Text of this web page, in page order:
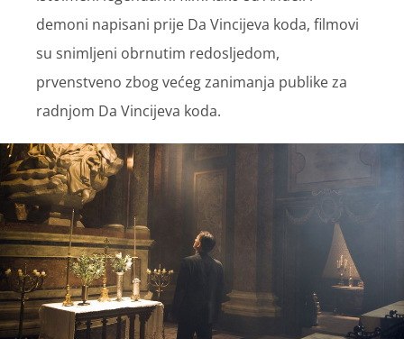
demoni napisani prije Da Vincijeva koda, filmovi
su snimljeni obrnutim redosljedom,
prvenstveno zbog većeg zanimanja publike za
radnjom Da Vincijeva koda.